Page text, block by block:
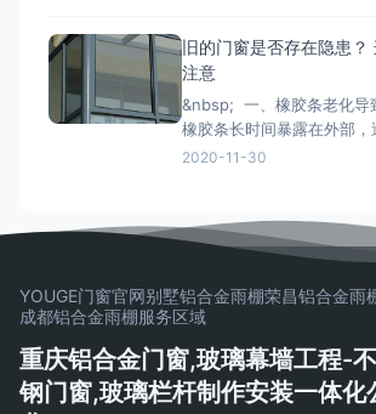
定，门窗调整至横平竖直
体固定，固定办法按规划要
即可拔去木楔。在门窗框与
旧的门窗是否存在隐患？
注意
&nbsp; 一、橡胶条老化导
橡胶条长时间暴露在外部，
夜温差的影响，劣质的密封
金配件的重要活动部件通常
如果旧的门窗五金使用201
2020-11-30
YOUGE门窗官网别墅铝合金雨棚荣昌铝合金雨
成都铝合金雨棚服务区域
重庆铝合金门窗,玻璃幕墙工程-
钢门窗,玻璃栏杆制作安装一体化